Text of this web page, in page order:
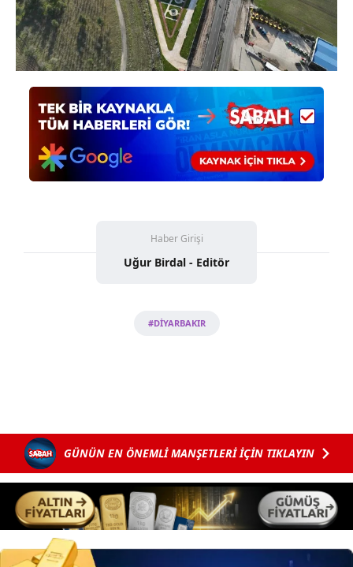
Haber Girişi
Uğur Birdal - Editör
#DİYARBAKIR
GÜNÜN EN ÖNEMLİ MANŞETLERİ İÇİN TIKLAYIN